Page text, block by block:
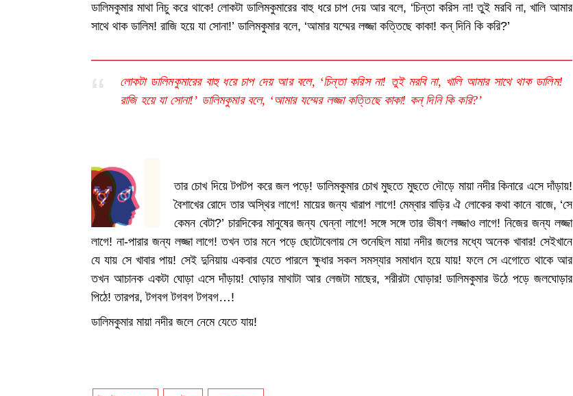
ডালিমকুমার মাথা নিচু করে থাকে! লোকটা ডালিমকুমারের বাহু ধরে চাপ দেয় আর বলে, ‘চিন্তা করিস না! তুই মরবি না, খালি আমার
সাথে থাক ডালিম! রাজি হয়ে যা সোনা!’ ডালিমকুমার বলে, ‘আমার যম্মের লজ্জা কত্তিছে কাকা! কন্‌ দিনি কি করি?’
লোকটা ডালিমকুমারের বাহু ধরে চাপ দেয় আর বলে, ‘চিন্তা করিস না! তুই মরবি না, খালি আমার সাথে থাক ডালিম!
রাজি হয়ে যা সোনা!’ ডালিমকুমার বলে, ‘আমার যম্মের লজ্জা কত্তিছে কাকা! কন্‌ দিনি কি করি?’
তার চোখ দিয়ে টপটপ করে জল পড়ে! ডালিমকুমার চোখ মুছতে মুছতে দৌড়ে মায়া নদীর কিনারে এসে দাঁড়ায়!
বৈশাখের রোদে তার অস্থির লাগে! মায়ের জন্য খারাপ লাগে! মেম্বার বাড়ির ঐ লোকের কথা কানে বাজে, ‘সে
কেমন বেটা?’ চারদিকের মানুষের জন্য ঘেন্না লাগে! সঙ্গে সঙ্গে তার ভীষণ লজ্জাও লাগে! নিজের জন্য লজ্জা
লাগে! না-পারার জন্য লজ্জা লাগে! তখন তার মনে পড়ে ছোটোবেলায় সে শুনেছিল মায়া নদীর জলের মধ্যে অনেক খাবার! সেইখানে
যে যায় সে খাবার পায়! সেই দুনিয়ায় একবার যেতে পারলে ক্ষুধার সকল সমস্যার সমাধান হয়ে যায়! ফলে সে এগোতে থাকে আর
তখন আচানক একটা ঘোড়া এসে দাঁড়ায়! ঘোড়ার মাথাটা আর লেজটা মাছের, শরীরটা ঘোড়ার! ডালিমকুমার উঠে পড়ে জলঘোড়ার
পিঠে! তারপর, টগবগ টগবগ টগবগ…!
ডালিমকুমার মায়া নদীর জলে নেমে যেতে যায়!